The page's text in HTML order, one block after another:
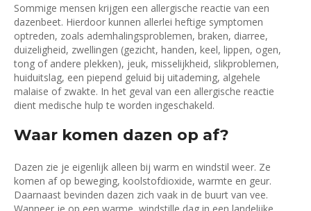
Sommige mensen krijgen een allergische reactie van een
dazenbeet. Hierdoor kunnen allerlei heftige symptomen
optreden, zoals ademhalingsproblemen, braken, diarree,
duizeligheid, zwellingen (gezicht, handen, keel, lippen, ogen,
tong of andere plekken), jeuk, misselijkheid, slikproblemen,
huiduitslag, een piepend geluid bij uitademing, algehele
malaise of zwakte. In het geval van een allergische reactie
dient medische hulp te worden ingeschakeld.
Waar komen dazen op af?
Dazen zie je eigenlijk alleen bij warm en windstil weer. Ze
komen af op beweging, koolstofdioxide, warmte en geur.
Daarnaast bevinden dazen zich vaak in de buurt van vee.